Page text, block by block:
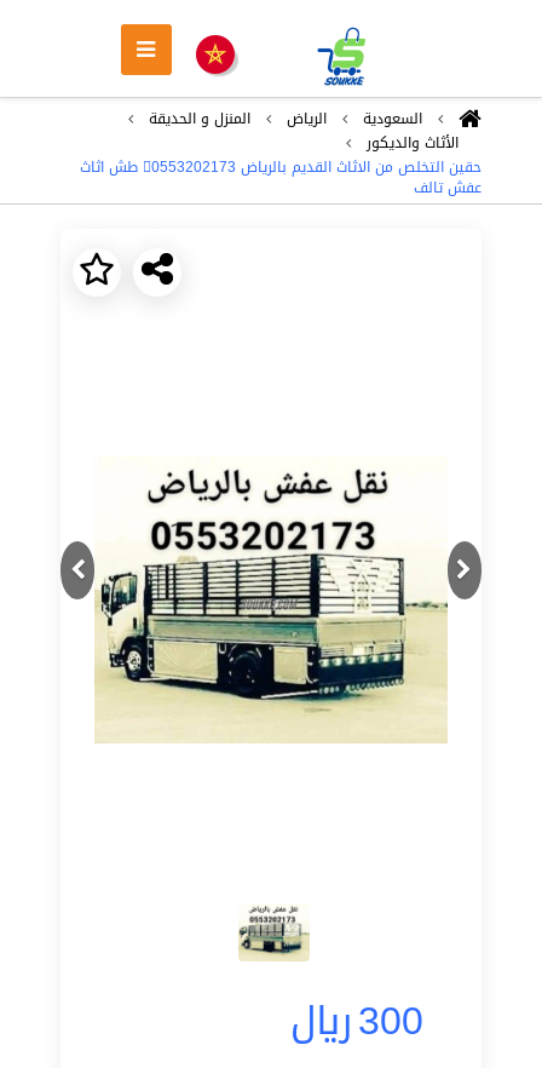
السعودية الرياض
المنزل و الحديقة
الأثاث والديكور
حقين التخلص من الاثاث القديم بالرياض 0َ553202173 طش اثاث
عفش تالف
Previous
Next
300ريال